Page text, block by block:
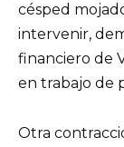
césped
intervenir,
financiero de
en trabajo de
Otra